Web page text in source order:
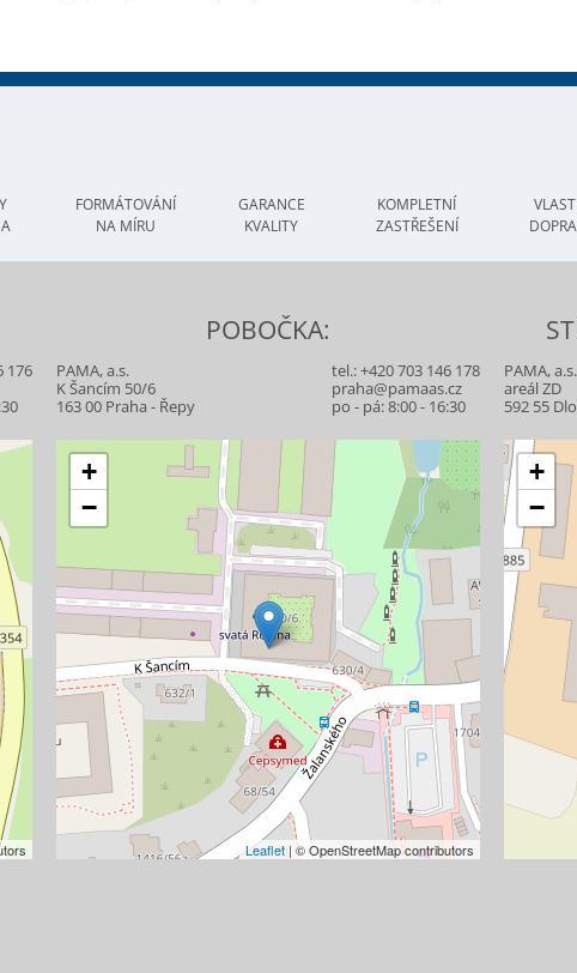
FORMÁTOVÁNÍ
NA MÍRU
GARANCE
KVALITY
KOMPLETNÍ
ZASTŘEŠENÍ
176
POBOČKA:
PAMA, a.s.
K Šancím 50/6
163 00 Praha - Řepy
tel.:+420 703 146 178
praha@pamaas.cz
po - pá: 8:00 - 16:30
+
−
Leaflet| © OpenStreetMap contributors
PAMA, a.s.
areál ZD
592 55
+
−